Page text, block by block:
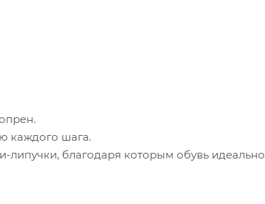
каждого шага.
липучки, благодаря которым обувь идеально